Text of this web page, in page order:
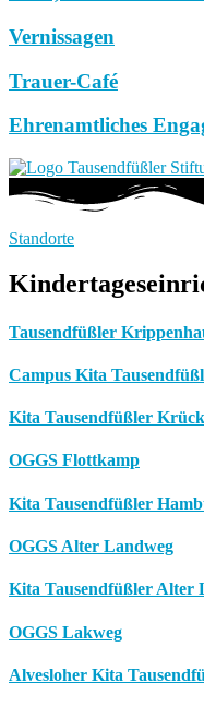
Vernissagen
Trauer-Café
Ehrenamtliches
Standorte
Tausendfüßler
Campus Kita
Kita Tausendfüßler
OGGS Flottkamp
Kita Tausendfüßler
OGGS Alter Landweg
Kita Tausendfüßler Alter
OGGS Lakweg
Alvesloher Kita